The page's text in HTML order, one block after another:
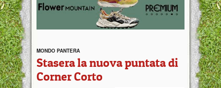
MONDO PANTERA
Stasera la nuova puntata di
Corner Corto